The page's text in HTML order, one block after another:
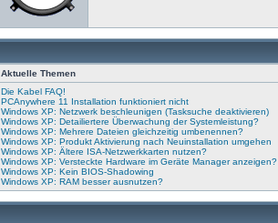
Aktuelle Themen
Die Kabel FAQ!
PCAnywhere 11 Installation funktioniert nicht
Windows XP: Netzwerk beschleunigen (Tasksuche deaktivieren)
Windows XP: Detailiertere Überwachung der Systemleistung?
Windows XP: Mehrere Dateien gleichzeitig umbenennen?
Windows XP: Produkt Aktivierung nach Neuinstallation umgehen
Windows XP: Ältere ISA-Netzwerkkarten nutzen?
Windows XP: Versteckte Hardware im Geräte Manager anzeigen?
Windows XP: Kein BIOS-Shadowing
Windows XP: RAM besser ausnutzen?